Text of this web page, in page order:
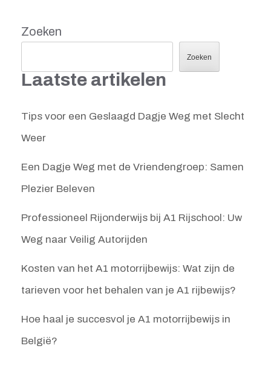
Zoeken
Zoeken
Laatste artikelen
Tips voor een Geslaagd Dagje Weg met Slecht
Weer
Een Dagje Weg met de Vriendengroep: Samen
Plezier Beleven
Professioneel Rijonderwijs bij A1 Rijschool: Uw
Weg naar Veilig Autorijden
Kosten van het A1 motorrijbewijs: Wat zijn de
tarieven voor het behalen van je A1 rijbewijs?
Hoe haal je succesvol je A1 motorrijbewijs in
België?